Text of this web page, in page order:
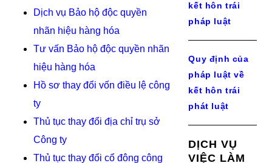
Dịch vụ Bảo hộ độc quyền
nhãn hiệu hàng hóa
Tư vấn Bảo hộ độc quyền nhãn
hiệu hàng hóa
Hồ sơ thay đổi vốn điều lệ công
ty
Thủ tục thay đổi địa chỉ trụ sở
Công ty
Thủ tục thay đổi cổ đông công
kết hôn trái
pháp luật
Quy định của
pháp luật về
kết hôn trái
phát luật
DỊCH VỤ
VIỆC LÀM